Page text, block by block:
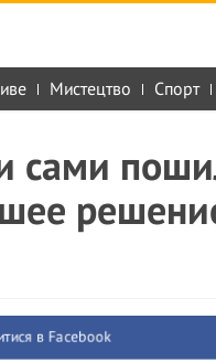
Мистецтво Спорт
сами
в Facebook